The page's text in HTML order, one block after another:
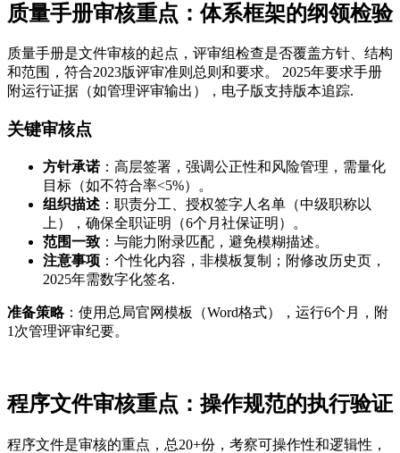
质量手册审核重点：体系框架的纲领检验
质量手册是文件审核的起点，评审组检查是否覆盖方针、结构
和范围，符合2023版评审准则总则和要求。 2025年要求手册
附运行证据（如管理评审输出），电子版支持版本追踪.
关键审核点
方针承诺：高层签署，强调公正性和风险管理，需量化
目标（如不符合率<5%）。
组织描述 ：职责分工、授权签字人名单（中级职称以
上），确保全职证明（6个月社保证明）。
范围一致 ：与能力附录匹配，避免模糊描述。
注意事项 ：个性化内容，非模板复制；附修改历史页，
2025年需数字化签名.
准备策略：使用总局官网模板（Word格式），运行6个月，附
1次管理评审纪要。
程序文件审核重点：操作规范的执行验证
程序文件是审核的重点，总20+份，考察可操作性和逻辑性，